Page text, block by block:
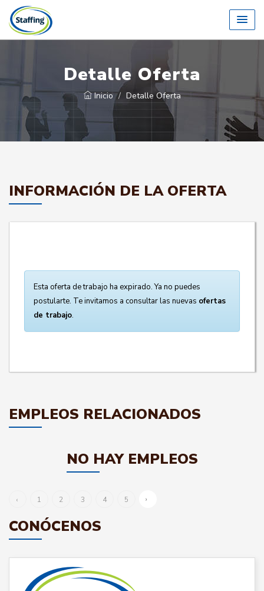
Detalle Oferta
Inicio Detalle Oferta
INFORMACIÓN DE LA OFERTA
Esta oferta de trabajo ha expirado. Ya no puedes
postularte. Te invitamos a consultar las nuevas ofertas
de trabajo.
EMPLEOS RELACIONADOS
NO HAY EMPLEOS
‹ 1 2 3 4 5 ›
CONÓCENOS